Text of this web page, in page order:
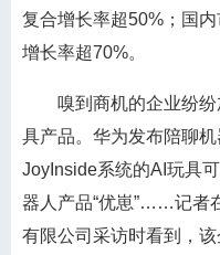
复合增长率超50%；国
增长率超70%。
嗅到商机的企业纷纷
具产品。华为发布陪聊机
JoyInside系统的AI玩具
器人产品“优崽”……记者
有限公司采访时看到，